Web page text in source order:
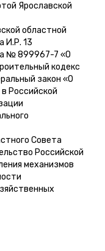
Ярославской
областной
И.Р. 13
№ 899967-7 «О
кодекс
закон «О
Российской
Совета
Российской
механизмов